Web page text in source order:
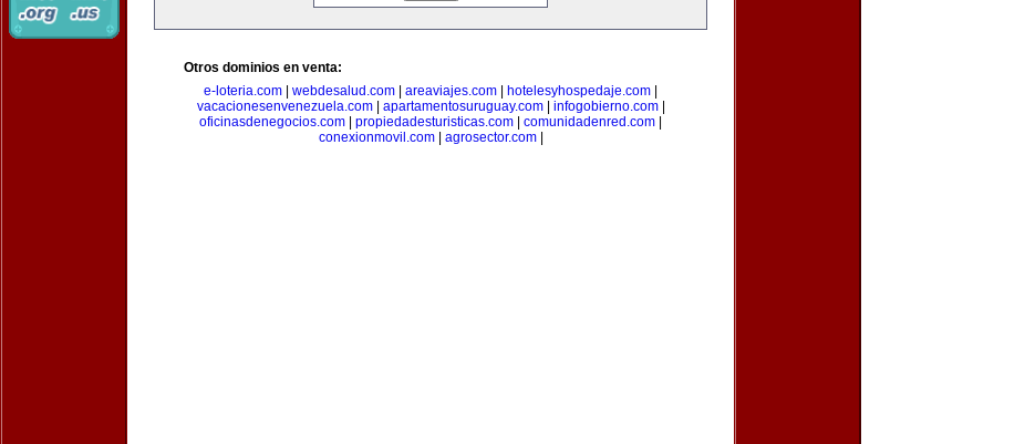
Otros dominios en venta:
e-loteria.com
webdesalud.com areaviajes.com hotelesyhospedaje.com
vacacionesenvenezuela.com| apartamentosuruguay.com| infogobierno.com|
oficinasdenegocios.com
propiedadesturisticas.com comunidadenred.com
conexionmovil.com| agrosector.com|